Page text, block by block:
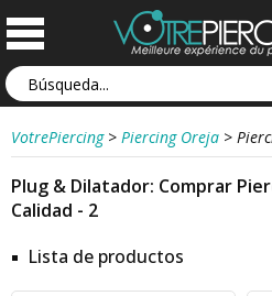
VotrePiercing > Piercing Oreja >
Plug & Dilatador: Comprar
Calidad - 2
Lista de productos